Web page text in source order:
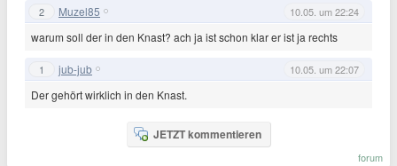
2 Muzel85 10.05. um 22:24
warum soll der in den Knast? ach ja ist schon klar er ist ja rechts
1 jub-jub 10.05. um 22:07
Der gehört wirklich in den Knast.
JETZT kommentieren
forum